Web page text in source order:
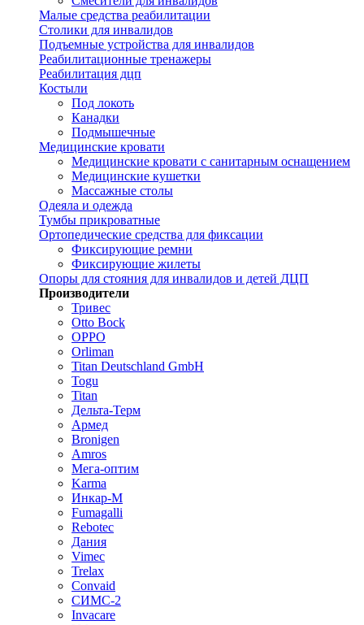
Малые средства реабилитации
Столики для инвалидов
Подъемные устройства для инвалидов
Реабилитационные тренажеры
Реабилитация дцп
Костыли
Под локоть
Канадки
Подмышечные
Медицинские кровати
Медицинские кровати с санитарным оснащением
Медицинские кушетки
Массажные столы
Одеяла и одежда
Тумбы прикроватные
Ортопедические средства для фиксации
Фиксирующие ремни
Фиксирующие жилеты
Опоры для стояния для инвалидов и детей ДЦП
Производители
Тривес
Otto Bock
OPPO
Orliman
Titan Deutschland GmbH
Togu
Titan
Дельта-Терм
Армед
Bronigen
Amros
Мега-оптим
Karma
Инкар-М
Fumagalli
Rebotec
Дания
Vimec
Trelax
Convaid
СИМС-2
Invacare